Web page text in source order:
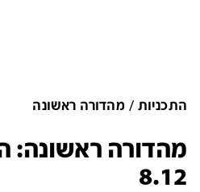
התכניות מהדורה ראשונה
מהדורה ראשונה:
8.12